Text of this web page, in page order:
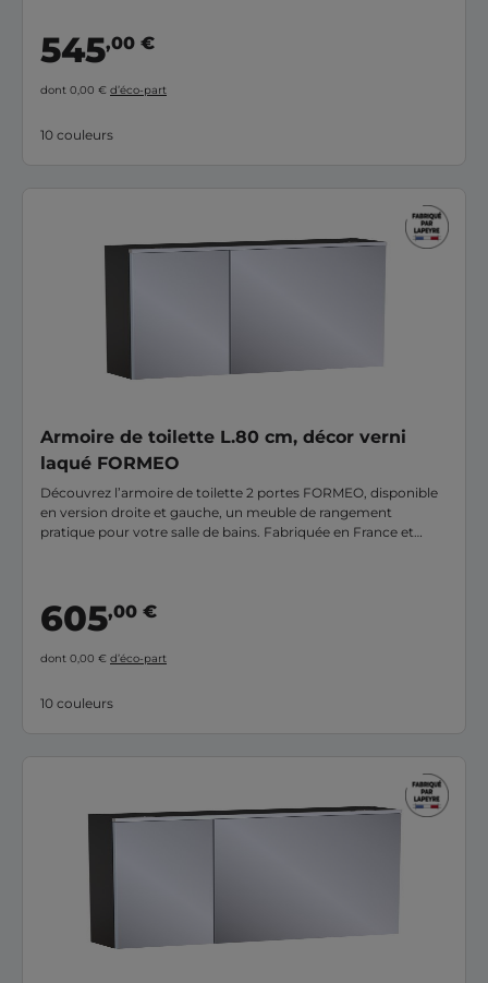
545,00 €
dont 0,00 € d’éco-part
10 couleurs
Armoire de toilette L.80 cm, décor verni
laqué FORMEO
Découvrez l’armoire de toilette 2 portes FORMEO, disponible
en version droite et gauche, un meuble de rangement
pratique pour votre salle de bains. Fabriquée en France et
605,00 €
dont 0,00 € d’éco-part
10 couleurs